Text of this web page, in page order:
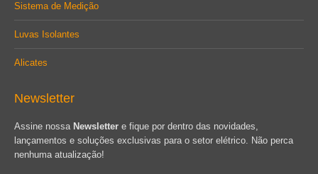
Sistema de Medição
Luvas Isolantes
Alicates
Newsletter
Assine nossa Newsletter e fique por dentro das novidades,
lançamentos e soluções exclusivas para o setor elétrico. Não perca
nenhuma atualização!